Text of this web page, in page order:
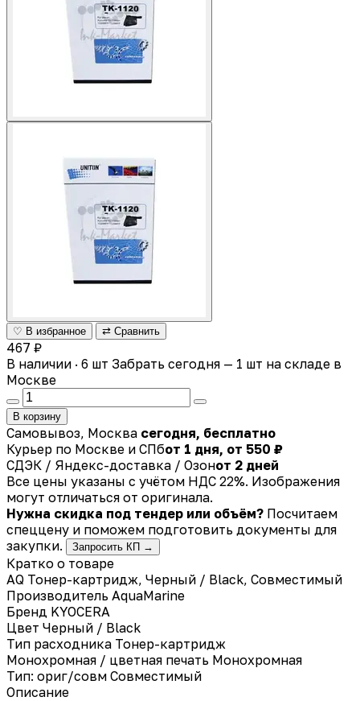
♡ В избранное ⇄ Сравнить
467 ₽
В наличии · 6 шт Забрать сегодня — 1 шт на складе в
Москве
В корзину
Самовывоз, Москва сегодня, бесплатно
Курьер по Москве и СПбот 1 дня, от 550 ₽
СДЭК / Яндекс-доставка / Озонот 2 дней
Все цены указаны с учётом НДС 22%. Изображения
могут отличаться от оригинала.
Нужна скидка под тендер или объём? Посчитаем
спеццену и поможем подготовить документы для
закупки.
Запросить КП →
Кратко о товаре
AQ Тонер-картридж, Черный / Black, Совместимый
Производитель AquaMarine
Бренд KYOCERA
Цвет Черный / Black
Тип расходника Тонер-картридж
Монохромная / цветная печать Монохромная
Тип: ориг/совм Совместимый
Описание